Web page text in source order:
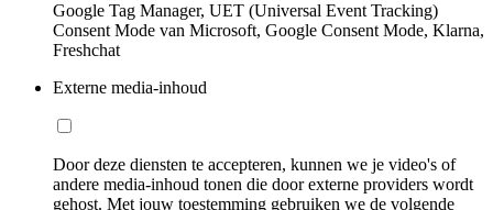
Google Tag Manager, UET (Universal Event Tracking)
Consent Mode van Microsoft, Google Consent Mode, Klarna,
Freshchat
Externe media-inhoud
Door deze diensten te accepteren, kunnen we je video's of
andere media-inhoud tonen die door externe providers wordt
gehost. Met jouw toestemming gebruiken we de volgende